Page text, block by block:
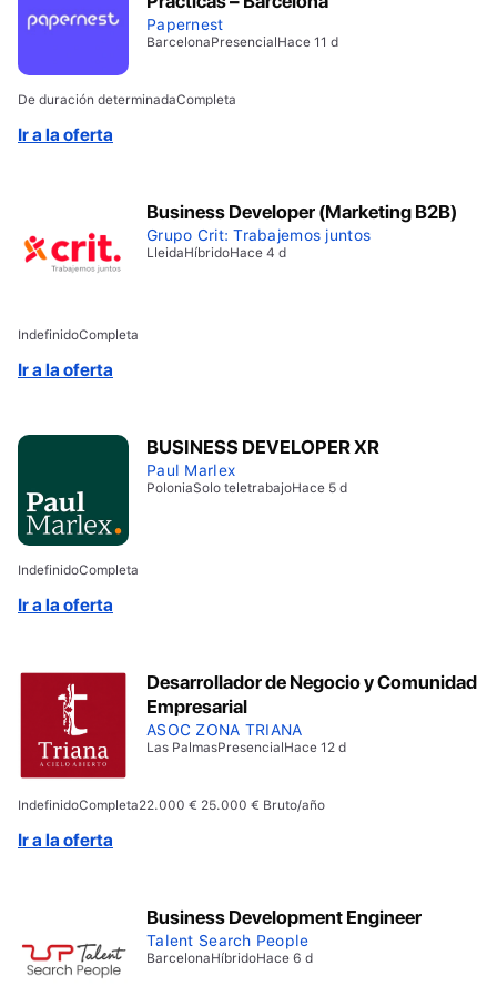
Papernest
BarcelonaPresencialHace 11 d
De duración determinadaCompleta
Ir a la oferta
Business Developer (Marketing B2B)
Grupo Crit: Trabajemos juntos
LleidaHíbridoHace 4 d
IndefinidoCompleta
Ir a la oferta
BUSINESS DEVELOPER XR
Paul Marlex
PoloniaSolo teletrabajoHace 5 d
IndefinidoCompleta
Ir a la oferta
Desarrollador de Negocio y Comunidad
Empresarial
ASOC ZONA TRIANA
Las PalmasPresencialHace 12 d
IndefinidoCompleta22.000 € 25.000 € Bruto/año
Ir a la oferta
Business Development Engineer
Talent Search People
BarcelonaHíbridoHace 6 d